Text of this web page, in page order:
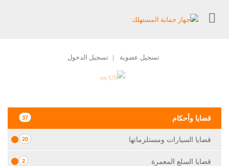
تسجيل عضوية | تسجيل الدخول
قضايا وأحكام 37
قضايا السيارات ومستلزماتها 20
قضايا السلع المعمرة 2